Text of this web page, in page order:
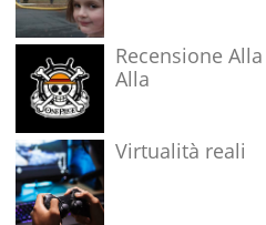
Recensione
Alla
Virtualità reali